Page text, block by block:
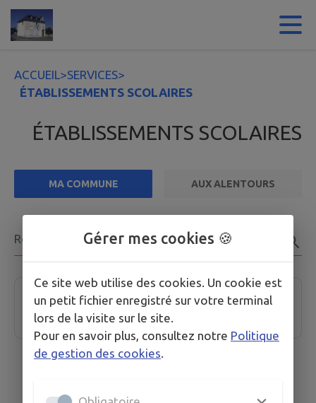
Contenu
ACCUEIL>SERVICES>
ÉTABLISSEMENTS SCOLAIRES
ÉTABLISSEMENTS SCOLAIRES
MA COMMUNE AUX ALENTOURS
Rechercher
Ecole Primaire de Haut de Bosdarros
Gérer mes cookies 🍪
Ce site web utilise des cookies. Un cookie est
un petit fichier enregistré sur votre terminal
lors de la visite sur le site.
Pour en savoir plus, consultez notre Politique
de gestion des cookies